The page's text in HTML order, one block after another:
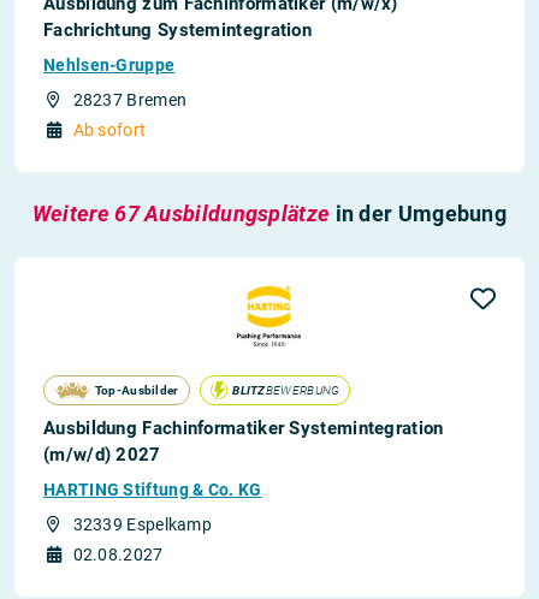
Fachrichtung Systemintegration
Nehlsen-Gruppe
28237 Bremen
Ab sofort
Weitere 67 Ausbildungsplätze in der Umgebung
Top-Ausbilder BLITZBEWERBUNG
Ausbildung Fachinformatiker Systemintegration
(m/w/d) 2027
HARTING Stiftung & Co. KG
32339 Espelkamp
02.08.2027